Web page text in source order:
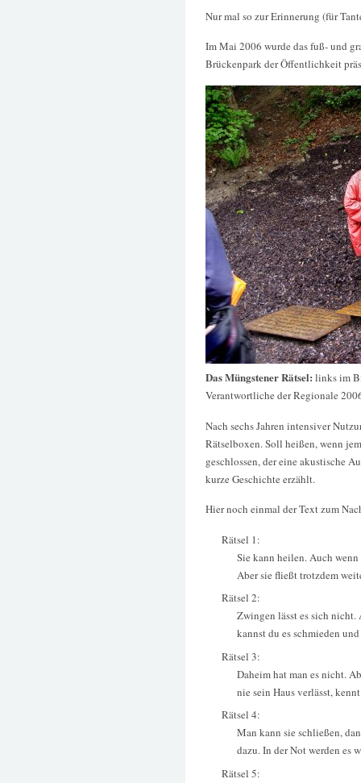
Nur mal so zur Erinnerung (für
Im Mai 2006 wurde das fuß- und
Brückenpark der Öffentlichkeit
Das Müngstener Rätsel: links im
Verantwortliche der Regionale
Nach sechs Jahren intensiver
Rätselboxen. Soll heißen, wenn
geschlossen, der eine akustische
kurze Geschichte erzählt.
Hier noch einmal der Text zum
Rätsel 1:
Sie kann heilen. Auch
Aber sie fließt trotzdem
Rätsel 2:
Zwingen lässt es sich nicht.
kannst du es schmieden
Rätsel 3:
Daheim hat man es nicht.
nie sein Haus verlässt,
Rätsel 4:
Man kann sie schließen,
dazu. In der Not werden es
Rätsel 5: